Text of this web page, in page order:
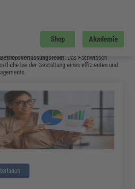
Shop Akademie
Tabelle Mit Gesetzlichen Vorgaben und
Betriebsverfassungsrecht. Das Fachwissen
bei der Gestaltung eines effizienten und